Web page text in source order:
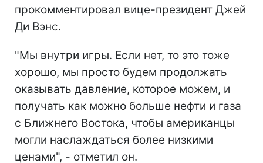
прокомментировал вице-президент Джей
Ди Вэнс.
"Мы внутри игры. Если нет, то это тоже
хорошо, мы просто будем продолжать
оказывать давление, которое можем, и
получать как можно больше нефти и газа
с Ближнего Востока, чтобы американцы
могли наслаждаться более низкими
ценами", - отметил он.